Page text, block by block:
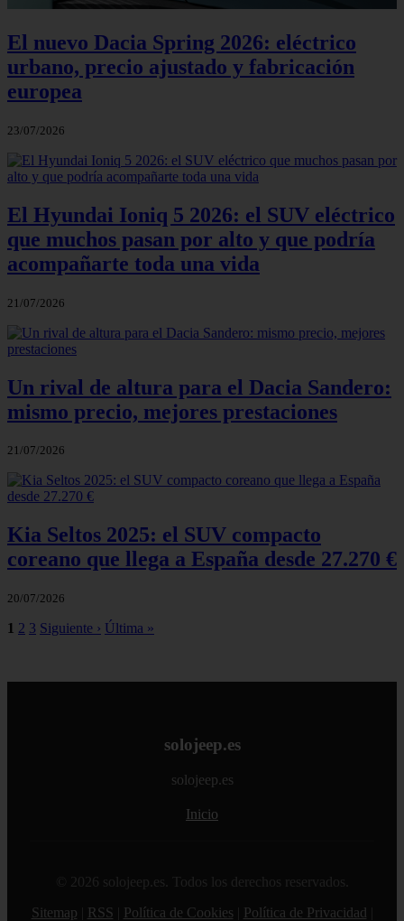
El nuevo Dacia Spring 2026: eléctrico
urbano, precio ajustado y fabricación
europea
23/07/2026
El Hyundai Ioniq 5 2026: el SUV eléctrico
que muchos pasan por alto y que podría
acompañarte toda una vida
21/07/2026
Un rival de altura para el Dacia Sandero:
mismo precio, mejores prestaciones
21/07/2026
Kia Seltos 2025: el SUV compacto
coreano que llega a España desde 27.270 €
20/07/2026
1 2 3 Siguiente › Última »
solojeep.es
solojeep.es
Inicio
© 2026 solojeep.es. Todos los derechos reservados.
Sitemap
RSS Política de Cookies Política de Privacidad